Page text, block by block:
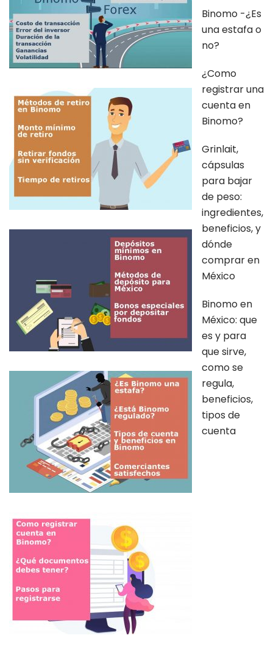
Binomo -¿Es
una estafa o
no?
¿Como
registrar una
cuenta en
Binomo?
Grinlait,
cápsulas
para bajar
de peso:
ingredientes,
beneficios, y
dónde
comprar en
México
Binomo en
México: que
es y para
que sirve,
como se
regula,
beneficios,
tipos de
cuenta